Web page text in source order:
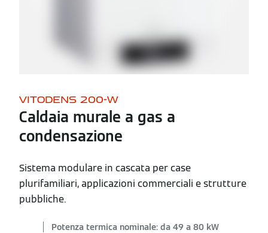
VITODENS 200-W
Caldaia murale a gas a
condensazione
Sistema modulare in cascata per case
plurifamiliari, applicazioni commerciali e strutture
pubbliche.
Potenza termica nominale: da 49 a 80 kW